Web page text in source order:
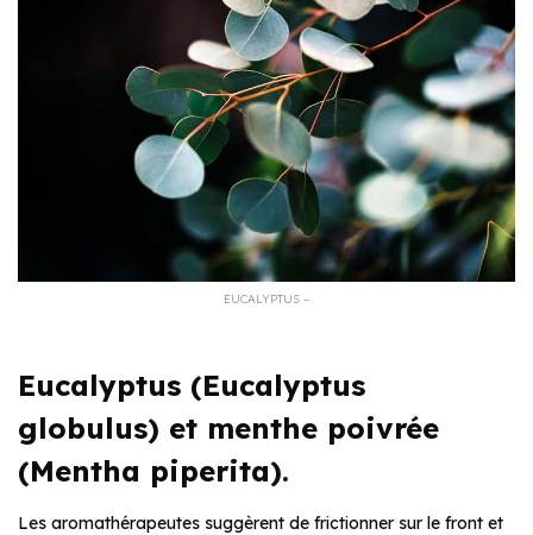
EUCALYPTUS –
Eucalyptus (Eucalyptus
globulus) et menthe poivrée
(Mentha piperita).
Les aromathérapeutes suggèrent de frictionner sur le front et